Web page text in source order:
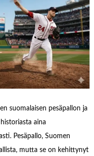
suomalaisen pesäpallon ja
aina
Pesäpallo, Suomen
mutta se on kehittynyt